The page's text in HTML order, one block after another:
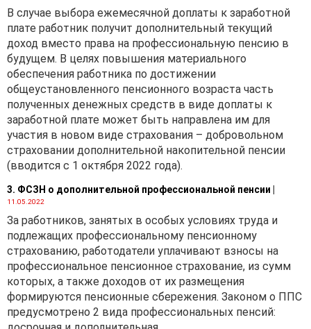
Беларусь через постоянное
представительство, —
плательщиком признается
организация-арендатор
(лизингополучатель,
ссудополучатель), за
исключением случая,
указанного в части второй
настоящего пункта.
При этом годовая сумма
налога на недвижимость
увеличивается на суммы
исчисленные исходя из
остаточной стоимости или
стоимости, отраженной
в бухгалтерском учете (в
книге учета доходов
и расходов организаций
и индивидуальных
В случае выбора ежемесячной доплаты к заработной
плате работник получит дополнительный текущий
доход вместо права на профессиональную пенсию в
будущем. В целях повышения материального
обеспечения работника по достижении
общеустановленного пенсионного возраста часть
полученных денежных средств в виде доплаты к
заработной плате может быть направлена им для
участия в новом виде страхования – добровольном
страховании дополнительной накопительной пенсии
(вводится с 1 октября 2022 года).
3. ФСЗН о дополнительной профессиональной пенсии
11.05.2022
За работников, занятых в особых условиях труда и
подлежащих профессиональному пенсионному
страхованию, работодатели уплачивают взносы на
профессиональное пенсионное страхование, из сумм
которых, а также доходов от их размещения
формируются пенсионные сбережения. Законом о ППС
предусмотрено 2 вида профессиональных пенсий: